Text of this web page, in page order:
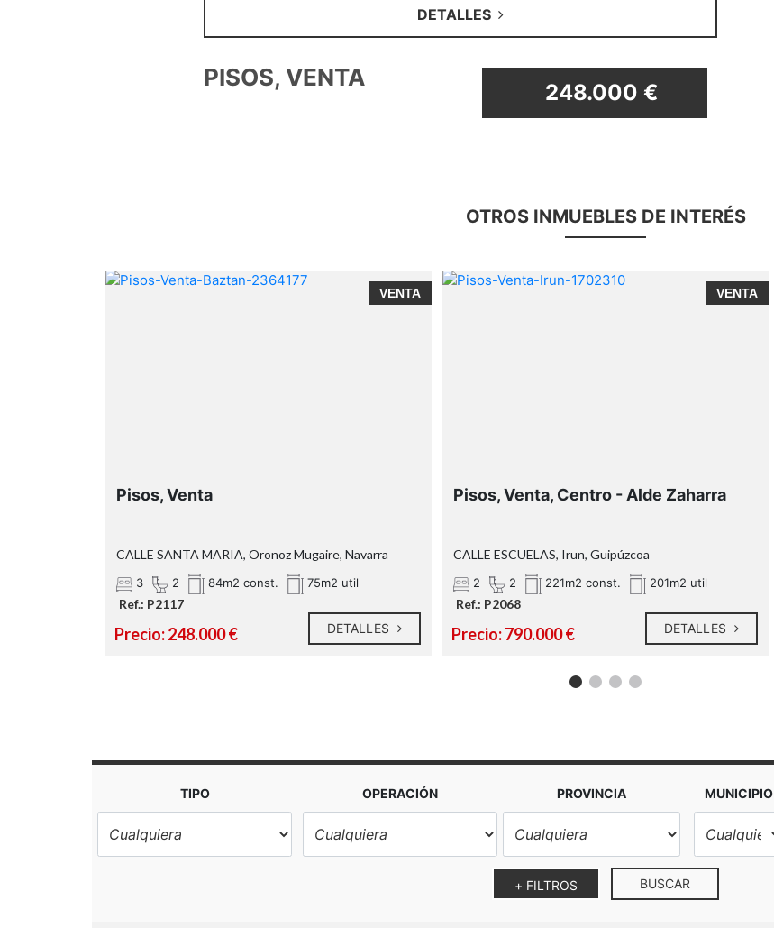
DETALLES
PISOS, VENTA
248.000 €
OTROS INMUEBLES DE INTERÉS
VENTA
Pisos, Venta
CALLE SANTA MARIA, Oronoz Mugaire, Navarra
3 2 84m2 const. 75m2 util
Ref.: P2117
Precio: 248.000 € DETALLES
VENTA
Pisos, Venta, Centro - Alde Zaharra
CALLE ESCUELAS, Irun, Guipúzcoa
2 2 221m2 const. 201m2 util
Ref.: P2068
Precio: 790.000 € DETALLES
TIPO OPERACIÓN PROVINCIA MUNICIPIO
+ FILTROS BUSCAR